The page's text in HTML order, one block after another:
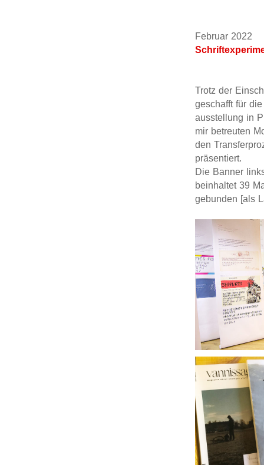
Februar
Trotz der
geschafft für
ausstellung in
mir betreuten
den
präsentiert.
Die Banner
beinhaltet 39
gebunden [als